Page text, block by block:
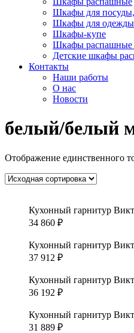
Шкафы для
Шкафы для одежды
Шкафы-купе
Шкафы распашные
Детские шкафы
Контакты
Наши работы
О нас
Новости
белый/белый
Отображение единственного
Кухонный гарнитур
34 860 ₽
Кухонный гарнитур
37 912 ₽
Кухонный гарнитур
36 192 ₽
Кухонный гарнитур
31 889 ₽